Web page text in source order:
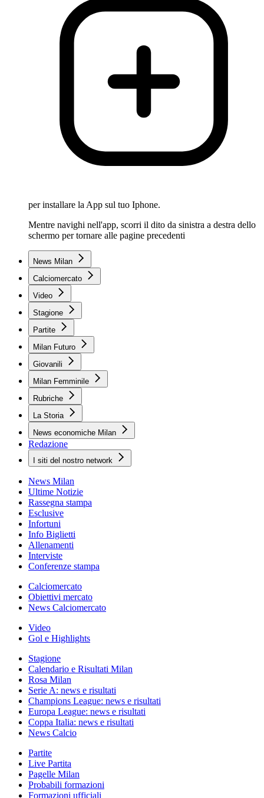
per installare la App sul tuo Iphone.
Mentre navighi nell'app, scorri il dito da sinistra a destra dello
schermo per tornare alle pagine precedenti
News Milan
Calciomercato
Video
Stagione
Partite
Milan Futuro
Giovanili
Milan Femminile
Rubriche
La Storia
News economiche Milan
Redazione
I siti del nostro network
News Milan
Ultime Notizie
Rassegna stampa
Esclusive
Infortuni
Info Biglietti
Allenamenti
Interviste
Conferenze stampa
Calciomercato
Obiettivi mercato
News Calciomercato
Video
Gol e Highlights
Stagione
Calendario e Risultati Milan
Rosa Milan
Serie A: news e risultati
Champions League: news e risultati
Europa League: news e risultati
Coppa Italia: news e risultati
News Calcio
Partite
Live Partita
Pagelle Milan
Probabili formazioni
Formazioni ufficiali